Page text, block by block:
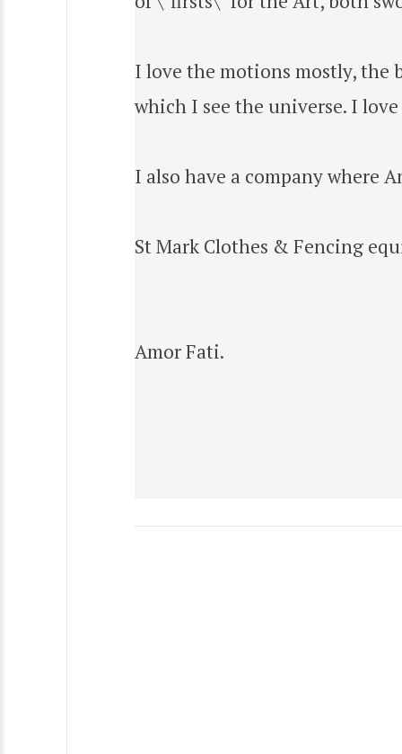
I love the motions mostly, the
which I see the universe. I
I also have a company where
St Mark Clothes & Fencing
Amor Fati.